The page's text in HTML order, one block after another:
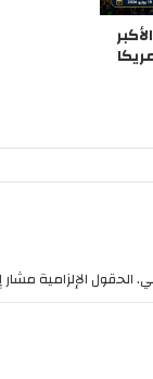
الأكبر
الحقول الإلزامية مشار